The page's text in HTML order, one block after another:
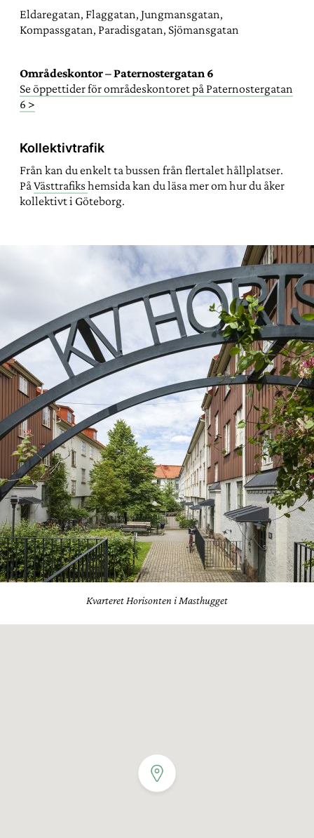
Eldaregatan, Flaggatan, Jungmansgatan,
Kompassgatan, Paradisgatan, Sjömansgatan
Områdeskontor – Paternostergatan 6
Se öppettider för områdeskontoret på Paternostergatan
6 >
Kollektivtrafik
Från kan du enkelt ta bussen från flertalet hållplatser.
PåVästtrafikshemsida kan du läsa mer om hur du åker
kollektivt i Göteborg.
Kvarteret Horisonten i Masthugget